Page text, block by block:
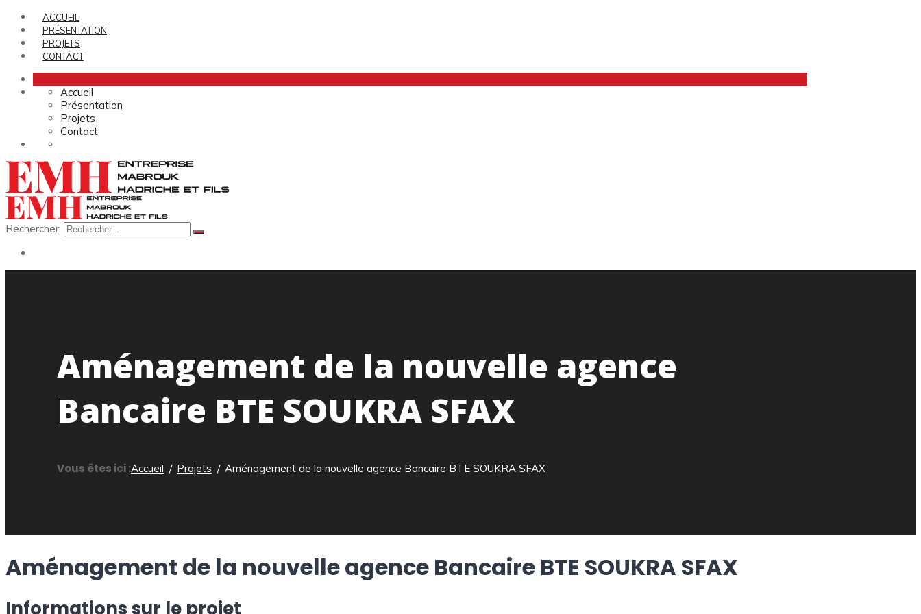
ACCUEIL
PRÉSENTATION
PROJETS
CONTACT
Accueil
Présentation
Projets
Contact
Rechercher:
Aménagement de la nouvelle agence
Bancaire BTE SOUKRA SFAX
Vous êtes ici :Accueil Projets Aménagement de la nouvelle agence Bancaire BTE SOUKRA SFAX
Aménagement de la nouvelle agence Bancaire BTE SOUKRA SFAX
Informations sur le projet